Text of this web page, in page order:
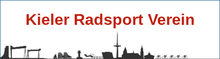
Kieler Radsport Verein